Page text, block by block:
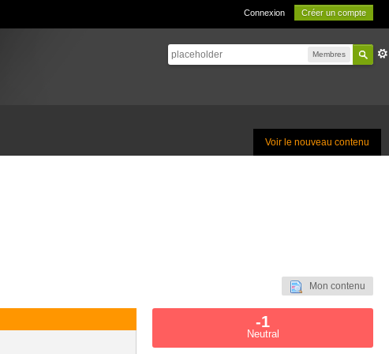
Connexion Créer un compte
Membres
Voir le nouveau contenu
Mon contenu
-1
Neutral